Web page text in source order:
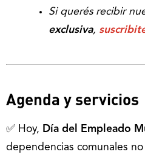
Si querés recibir
exclusiva,
Agenda y servicios
✅ Hoy, Día del Empleado
dependencias comunales